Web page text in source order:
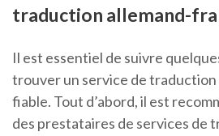
traduction allemand-
Il est essentiel de suivre
trouver un service de
fiable. Tout d’abord, il est
des prestataires de services de